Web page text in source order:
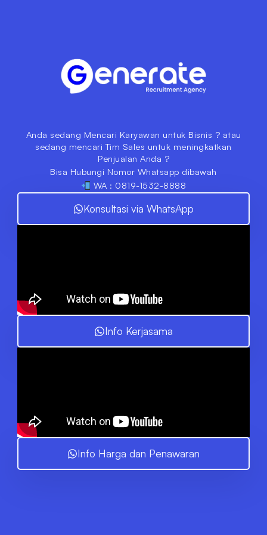
Anda sedang Mencari Karyawan untuk Bisnis ? atau
sedang mencari Tim Sales untuk meningkatkan
Penjualan Anda ?
Bisa Hubungi Nomor Whatsapp dibawah
WA : 0819-1532-8888
Konsultasi via WhatsApp
Info Kerjasama
Info Harga dan Penawaran